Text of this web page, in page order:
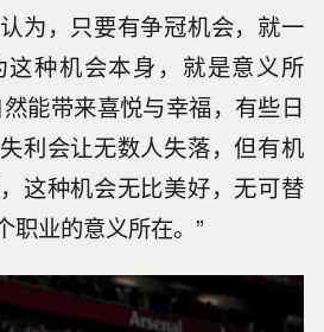
为，只要有争冠机会，就一
种机会本身，就是意义所
能带来喜悦与幸福，有些日
利会让无数人失落，但有机
这种机会无比美好，无可替
职业的意义所在。”